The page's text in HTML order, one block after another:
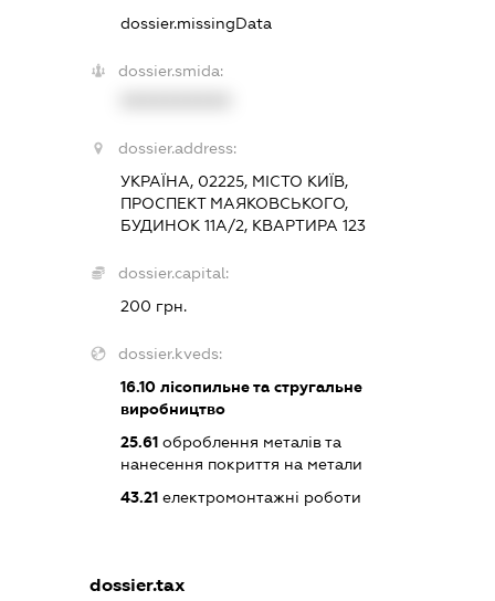
dossier.missingData
dossier.smida:
dossier.address:
УКРАЇНА, 02225, МІСТО КИЇВ,
ПРОСПЕКТ МАЯКОВСЬКОГО,
БУДИНОК 11А/2, КВАРТИРА 123
dossier.capital:
200 грн.
dossier.kveds:
16.10 лісопильне та стругальне
виробництво
25.61 оброблення металів та
нанесення покриття на метали
43.21 електромонтажні роботи
dossier.tax